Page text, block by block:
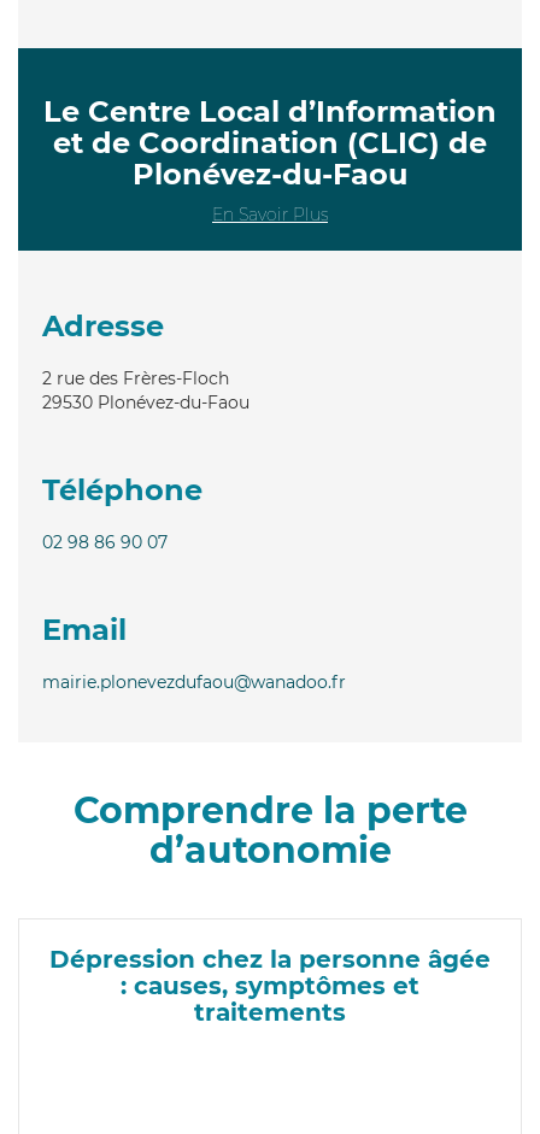
Le Centre Local d’Information
et de Coordination (CLIC) de
Plonévez-du-Faou
En Savoir Plus
Adresse
2 rue des Frères-Floch
29530 Plonévez-du-Faou
Téléphone
02 98 86 90 07
Email
mairie.plonevezdufaou@wanadoo.fr
Comprendre la perte
d’autonomie
Dépression chez la personne âgée
: causes, symptômes et
traitements